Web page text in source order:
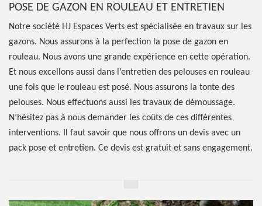
POSE DE GAZON EN ROULEAU ET ENTRETIEN
Notre société HJ Espaces Verts est spécialisée en travaux sur les
gazons. Nous assurons à la perfection la pose de gazon en
rouleau. Nous avons une grande expérience en cette opération.
Et nous excellons aussi dans l’entretien des pelouses en rouleau
une fois que le rouleau est posé. Nous assurons la tonte des
pelouses. Nous effectuons aussi les travaux de démoussage.
N’hésitez pas à nous demander les coûts de ces différentes
interventions. Il faut savoir que nous offrons un devis avec un
pack pose et entretien. Ce devis est gratuit et sans engagement.